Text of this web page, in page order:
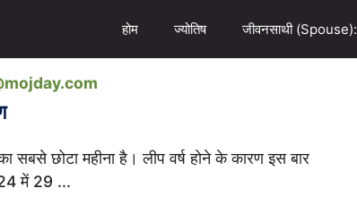
होम ज्योतिष जीवनसाथी (Spouse):
सबसे छोटा महीना है। लीप वर्ष होने के कारण इस बार
में 29 ...